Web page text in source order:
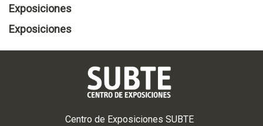
Exposiciones
Exposiciones
Centro de Exposiciones SUBTE